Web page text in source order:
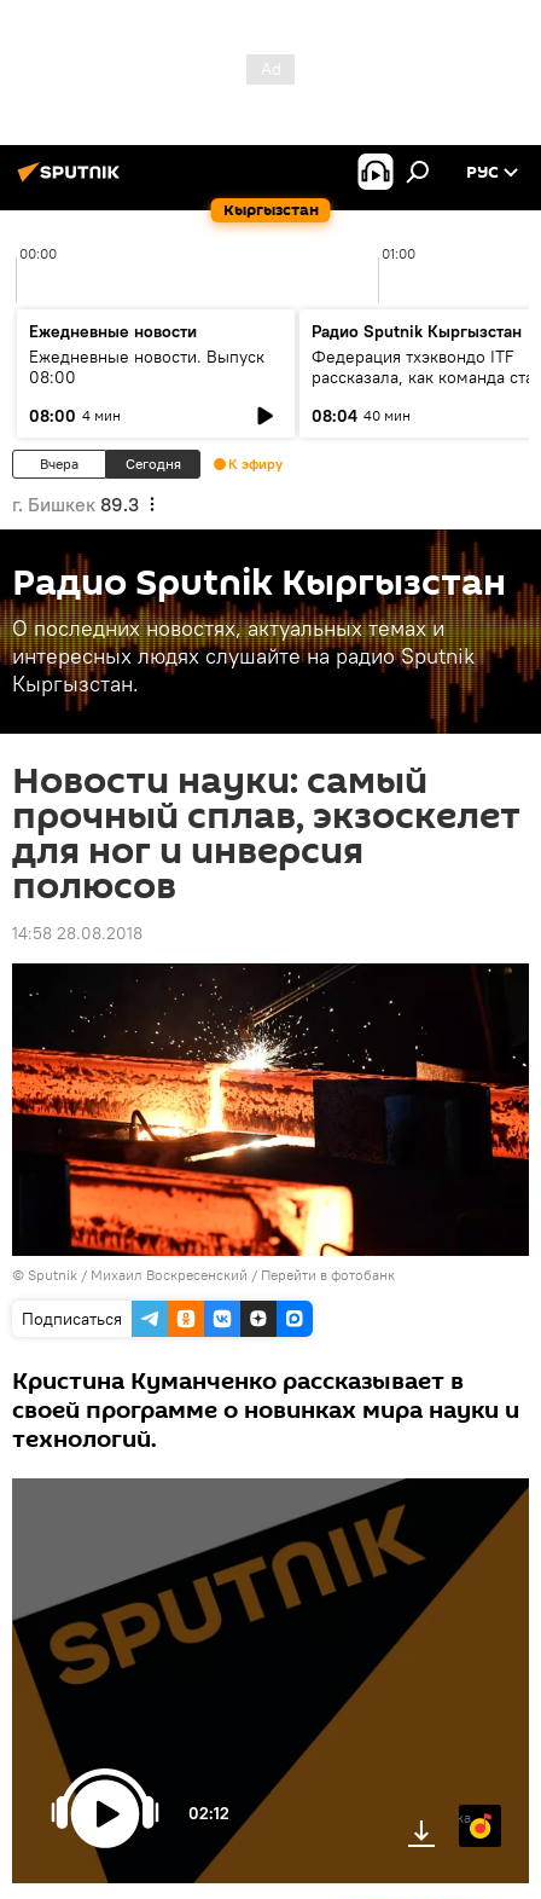
Кыргызстан
РУС
00:00 01:00
Ежедневные новости
Ежедневные новости. Выпуск
08:00
08:00 4 мин
Радио Sputnik Кыргызстан
Федерация тхэквондо ITF
рассказала, как команда
08:04 40 мин
Вчера Сегодня К эфиру
г. Бишкек 89.3
Радио Sputnik Кыргызстан
О последних новостях, актуальных темах и
интересных людях слушайте на радио Sputnik
Кыргызстан.
Новости науки: самый
прочный сплав, экзоскелет
для ног и инверсия
полюсов
14:58 28.08.2018
© Sputnik / Михаил Воскресенский / Перейти в фотобанк
Подписаться
Кристина Куманченко рассказывает в
своей программе о новинках мира науки и
технологий.
02:12 Яндекс.Музыка